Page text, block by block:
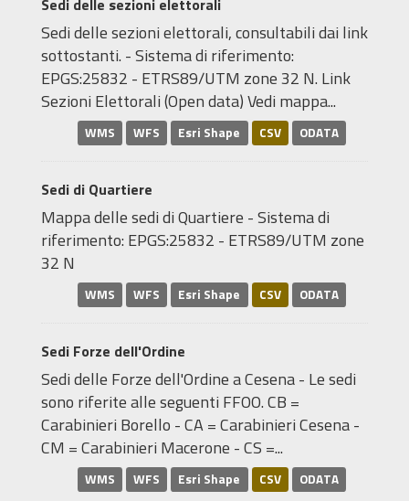
Sedi delle sezioni elettorali
Sedi delle sezioni elettorali, consultabili dai link
sottostanti. - Sistema di riferimento:
EPGS:25832 - ETRS89/UTM zone 32 N. Link
Sezioni Elettorali (Open data) Vedi mappa...
WMS WFS Esri Shape CSV ODATA
Sedi di Quartiere
Mappa delle sedi di Quartiere - Sistema di
riferimento: EPGS:25832 - ETRS89/UTM zone
32 N
WMS WFS Esri Shape CSV ODATA
Sedi Forze dell'Ordine
Sedi delle Forze dell'Ordine a Cesena - Le sedi
sono riferite alle seguenti FFOO. CB =
Carabinieri Borello - CA = Carabinieri Cesena -
CM = Carabinieri Macerone - CS =...
WMS WFS Esri Shape CSV ODATA